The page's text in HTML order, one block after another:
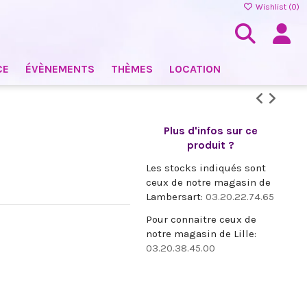
Wishlist (0)
ÉVÈNEMENTS THÈMES LOCATION
Plus d'infos sur ce
produit ?
Les stocks indiqués sont
ceux de notre magasin de
Lambersart: 03.20.22.74.65
Pour connaitre ceux de
notre magasin de Lille:
03.20.38.45.00